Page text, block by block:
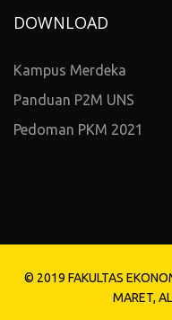
DOWNLOAD
Kampus Merdeka
Panduan P2M UNS
Pedoman PKM 2021
© 2019 FAKULTAS
MARET,